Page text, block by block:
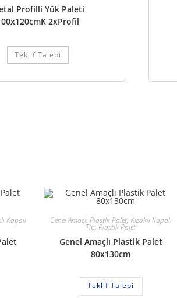
Profilli Yük Paleti
2xProfil
Teklif Talebi
Kapalı Genel Amaçlı Plastik Palet, Kızaklı Kapalı
Tip, Plastik Palet
Genel Amaçlı Plastik Palet
80x130cm
Teklif Talebi